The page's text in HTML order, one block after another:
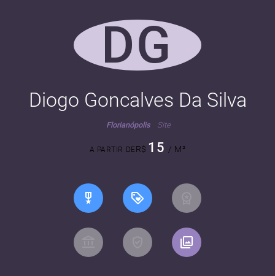
DG
Diogo Goncalves Da Silva
Florianópolis Site
A PARTIR DER$ 15 / M²